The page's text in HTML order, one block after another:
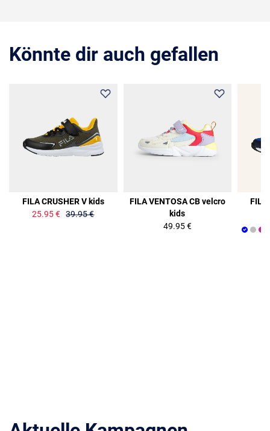
Könnte dir auch gefallen
FILA CRUSHER V kids
25.95 € 39.95 €
FILA VENTOSA CB velcro
kids
49.95 €
FILA